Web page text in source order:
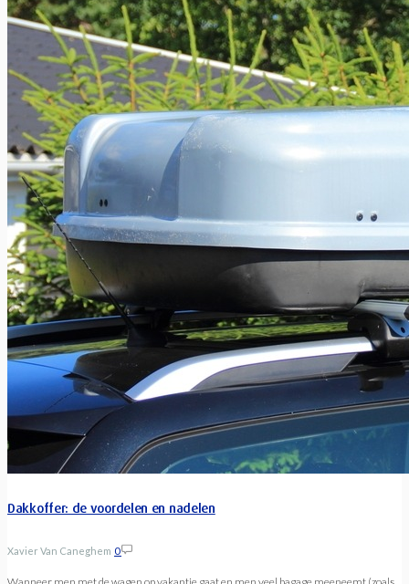
Dakkoffer: de voordelen en nadelen
Xavier Van Caneghem 0